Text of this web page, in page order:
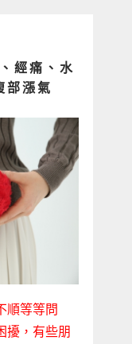
經痛、水
部漲氣
順等等問
擾，有些朋